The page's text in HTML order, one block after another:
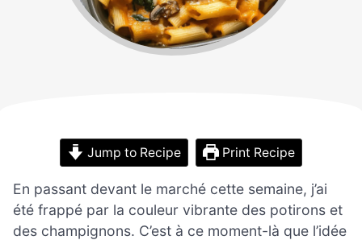
Jump to Recipe Print Recipe
En passant devant le marché cette semaine, j’ai
été frappé par la couleur vibrante des potirons et
des champignons. C’est à ce moment-là que l’idée